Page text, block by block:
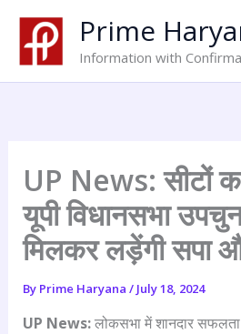
content
Prime
Information with
UP News: सीटों
यूपी विधानसभा
मिलकर लड़ेंगी सपा
By Prime Haryana / July 18, 2024
UP News:लोकसभा में शानदार